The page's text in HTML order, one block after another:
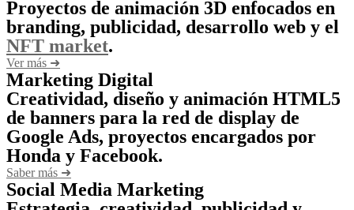
Proyectos de animación 3D enfocados en
branding, publicidad, desarrollo web y el
NFT market.
Ver más ➜
Marketing Digital
Creatividad, diseño y animación HTML5
de banners para la red de display de
Google Ads, proyectos encargados por
Honda y Facebook.
Saber más ➜
Social Media Marketing